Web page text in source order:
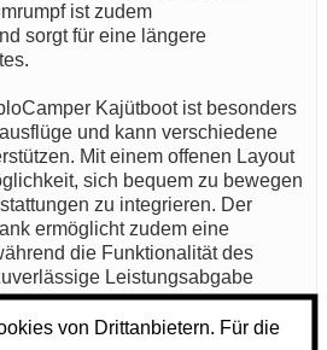
ist zudem
sorgt für eine längere
Kajütboot ist besonders
und kann verschiedene
Mit einem offenen Layout
sich bequem zu bewegen
zu integrieren. Der
ermöglicht zudem eine
die Funktionalität des
Leistungsabgabe
von Drittanbietern. Für die